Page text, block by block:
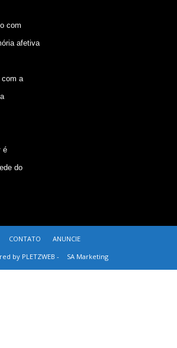
com
afetiva
com a
é
do
CONTATO
ANUNCIE
by PLETZWEB -
SA Marketing